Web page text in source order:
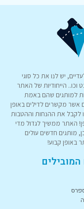
יש לנו את כל סוגי
וכו.. הייחודיות של האתר
למותגים שהם באמת
אשר מקשרים לדילים באופן
לקבל את ההנחות וההטבות
האתר ממשיך לגדול מדי
מותגים חדשים עולים
באופן קבוע!
המובילים